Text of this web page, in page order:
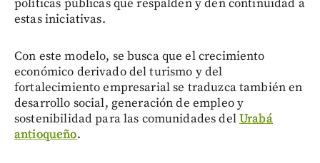
políticas públicas que respalden y den continuidad a
estas iniciativas.
Con este modelo, se busca que el crecimiento
económico derivado del turismo y del
fortalecimiento empresarial se traduzca también en
desarrollo social, generación de empleo y
sostenibilidad para las comunidades delUrabá
antioqueño.